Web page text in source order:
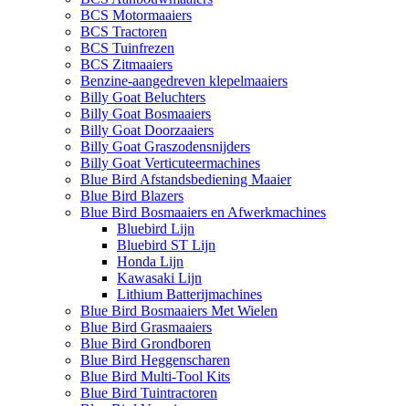
BCS Motormaaiers
BCS Tractoren
BCS Tuinfrezen
BCS Zitmaaiers
Benzine-aangedreven klepelmaaiers
Billy Goat Beluchters
Billy Goat Bosmaaiers
Billy Goat Doorzaaiers
Billy Goat Graszodensnijders
Billy Goat Verticuteermachines
Blue Bird Afstandsbediening Maaier
Blue Bird Blazers
Blue Bird Bosmaaiers en Afwerkmachines
Bluebird Lijn
Bluebird ST Lijn
Honda Lijn
Kawasaki Lijn
Lithium Batterijmachines
Blue Bird Bosmaaiers Met Wielen
Blue Bird Grasmaaiers
Blue Bird Grondboren
Blue Bird Heggenscharen
Blue Bird Multi-Tool Kits
Blue Bird Tuintractoren